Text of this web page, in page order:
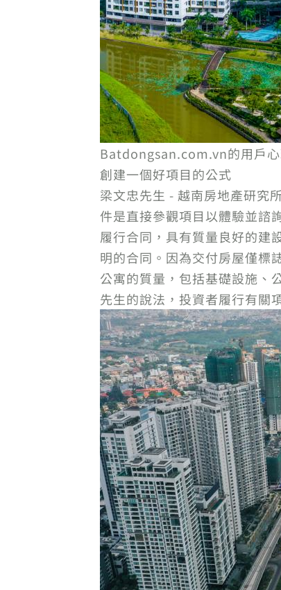
Batdongsan.com.vn的用戶心
創建一個好項目的公式
梁文忠先生 - 越南房地產研究
件是直接參觀項目以體驗並諮
履行合同，具有質量良好的建
明的合同。因為交付房屋僅
公寓的質量，包括基礎設施、
先生的說法，投資者履行有關